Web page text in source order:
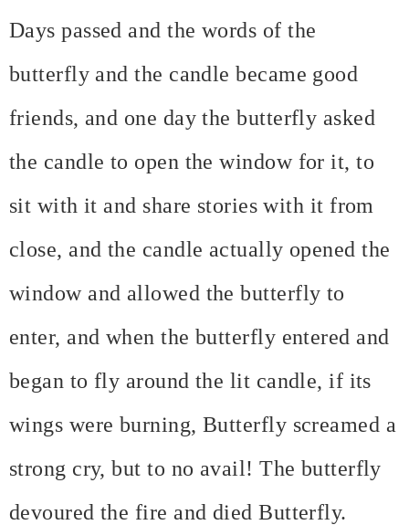
Days passed and the words of the
butterfly and the candle became good
friends, and one day the butterfly asked
the candle to open the window for it, to
sit with it and share stories with it from
close, and the candle actually opened the
window and allowed the butterfly to
enter, and when the butterfly entered and
began to fly around the lit candle, if its
wings were burning, Butterfly screamed a
strong cry, but to no avail! The butterfly
devoured the fire and died Butterfly.